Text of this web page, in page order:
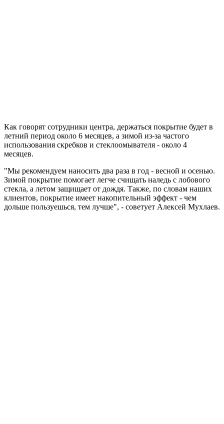
Как говорят сотрудники центра, держаться покрытие будет в
летний период около 6 месяцев, а зимой из-за частого
использования скребков и стеклоомывателя - около 4
месяцев.
"Мы рекомендуем наносить два раза в год - весной и осенью.
Зимой покрытие помогает легче счищать наледь с лобового
стекла, а летом защищает от дождя. Также, по словам наших
клиентов, покрытие имеет накопительный эффект - чем
дольше пользуешься, тем лучше", - советует Алексей Мухлаев.